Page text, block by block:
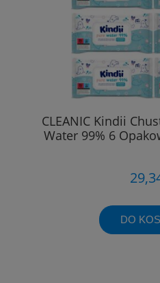
CLEANIC Kindii
Water 99% 6
DO